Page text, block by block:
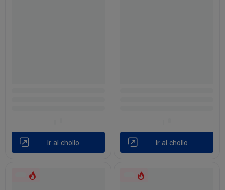
Ir al chollo Ir al chollo